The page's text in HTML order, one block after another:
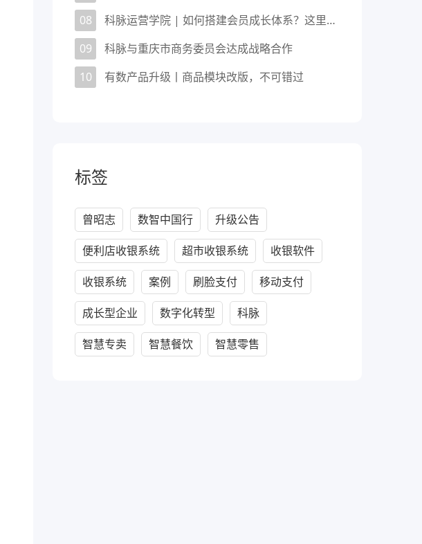
08
科脉运营学院 | 如何搭建会员成长体系？这里有你想了解的！
09
科脉与重庆市商务委员会达成战略合作
10
有数产品升级丨商品模块改版，不可错过
标签
曾昭志 数智中国行 升级公告
便利店收银系统 超市收银系统 收银软件
收银系统 案例 刷脸支付 移动支付
成长型企业 数字化转型 科脉
智慧专卖 智慧餐饮 智慧零售